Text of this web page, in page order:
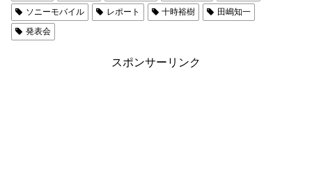
ソニーモバイル
レポート 十時裕樹
田嶋知一
発表会
スポンサーリンク